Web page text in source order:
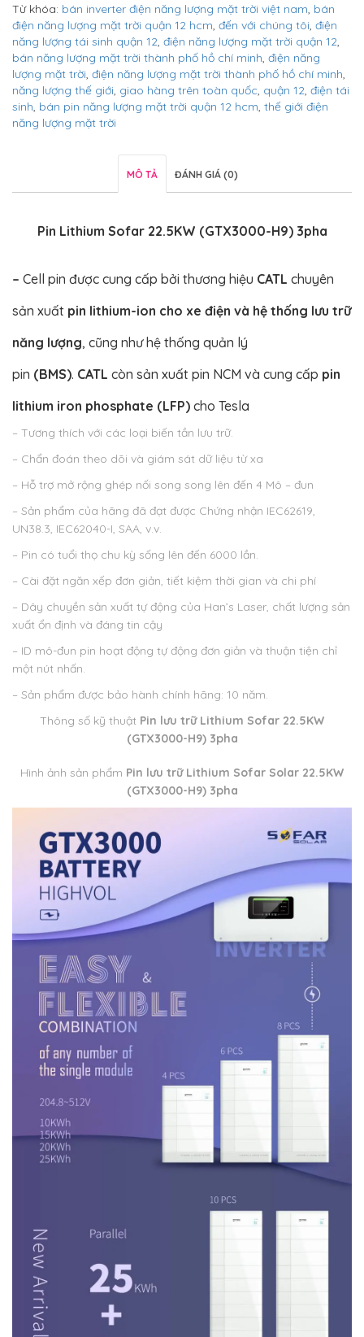
Từ khóa: bán inverter điện năng lượng mặt trời việt nam, bán
điện năng lượng mặt trời quận 12 hcm, đến với chúng tôi, điện
năng lượng tái sinh quận 12, điện năng lượng mặt trời quận 12,
bán năng lượng mặt trời thành phố hồ chí minh, điện năng
lượng mặt trời, điện năng lượng mặt trời thành phố hồ chí minh,
năng lượng thế giới, giao hàng trên toàn quốc, quận 12, điện tái
sinh, bán pin năng lượng mặt trời quận 12 hcm, thế giới điện
năng lượng mặt trời
MÔ TẢ ĐÁNH GIÁ (0)
Pin Lithium Sofar 22.5KW (GTX3000-H9) 3pha
– Cell pin được cung cấp bởi thương hiệu CATL chuyên
sản xuất pin lithium-ion cho xe điện và hệ thống lưu trữ
năng lượng, cũng như hệ thống quản lý
pin (BMS). CATL còn sản xuất pin NCM và cung cấp pin
lithium iron phosphate (LFP) cho Tesla
– Tương thích với các loại biến tần lưu trữ.
– Chẩn đoán theo dõi và giám sát dữ liệu từ xa
– Hỗ trợ mở rộng ghép nối song song lên đến 4 Mô – đun
– Sản phẩm của hãng đã đạt được Chứng nhận IEC62619,
UN38.3, IEC62040-I, SAA, v.v.
– Pin có tuổi thọ chu kỳ sống lên đến 6000 lần.
– Cài đặt ngăn xếp đơn giản, tiết kiệm thời gian và chi phí
– Dây chuyền sản xuất tự động của Han’s Laser, chất lượng sản
xuất ổn định và đáng tin cậy
– ID mô-đun pin hoạt động tự động đơn giản và thuận tiện chỉ
một nút nhấn.
– Sản phẩm được bảo hành chính hãng: 10 năm.
Thông số kỹ thuật Pin lưu trữ Lithium Sofar 22.5KW
(GTX3000-H9) 3pha
Hình ảnh sản phẩm Pin lưu trữ Lithium Sofar Solar 22.5KW
(GTX3000-H9) 3pha